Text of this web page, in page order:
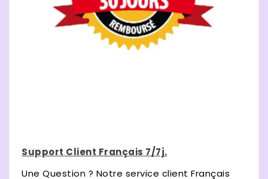
Support Client Français 7/7j.
Une Question ? Notre service client Français